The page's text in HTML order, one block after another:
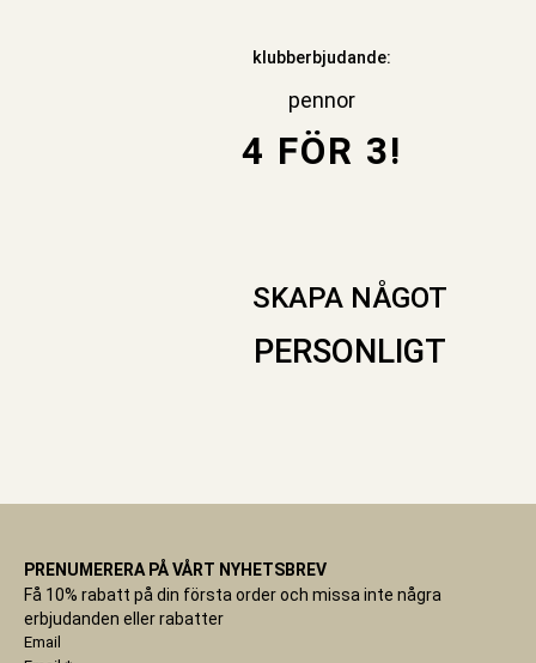
klubberbjudande:
pennor
4 FÖR 3!
SKAPA NÅGOT
PERSONLIGT
PRENUMERERA PÅ VÅRT NYHETSBREV
Få 10% rabatt på din första order och missa inte några
erbjudanden eller rabatter
Email